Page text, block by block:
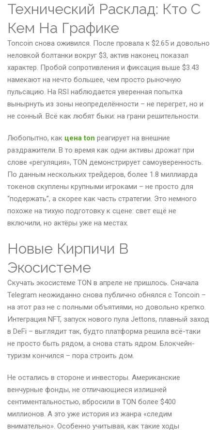
Технический Расклад: Кто С
Кем На Графике
Toncoin снова оживился. После провала к $2.65 и довольно
неловкой болтанки вокруг $3, актив наконец показал
характер. Пробой сопротивления и фиксация выше $3.43
намекают на нечто большее, чем просто рыночную
пульсацию. На RSI наблюдается уверенная попытка
вынырнуть из зоны неопределённости – не перегрет, но и
не сонный. Всё как любят быки: на грани решительности.
Любопытно, как цена ton реагирует на внешние
раздражители. В то время как одни активы дрожат при
слове «регуляция», TON демонстрирует самоуверенность.
По данным нескольких трейдеров, более 1.8 миллиарда
токенов скуплены крупными игроками – не просто для
“подержать”, а скорее как часть стратегии. Это немного
похоже на тихую подготовку к сцене: свет ещё не
включили, но актёры уже на местах.
Новые Кирпичи В
Экосистеме
Скучать экосистеме TON в апреле не пришлось. Сначала
Telegram неожиданно снова публично обнялся с Toncoin –
на этот раз не с полными объятиями, но довольно крепко.
Интеграция NFT, запуск нового пула Jettons, плавный заход
в DeFi – выглядит так, будто платформа решила всё-таки
не просто быть рядом, а снова стать ядром. Блокчейн-
туризм кончился – пора строить дом.
Не остались в стороне и инвесторы. Американские
венчурные фонды, не отличающиеся излишней
сентиментальностью, вбросили в TON более $400
миллионов. А это уже история из жанра «следим
внимательно». Особенно учитывая, как такие ходы